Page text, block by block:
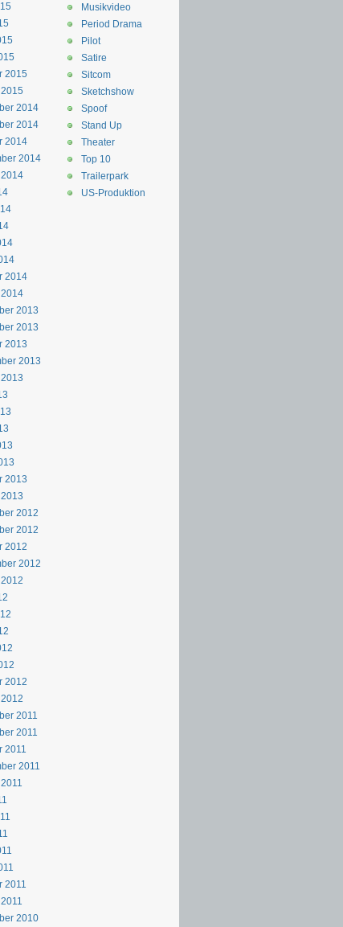
Musikvideo
Period Drama
Pilot
Satire
Sitcom
Sketchshow
Spoof
Stand Up
Theater
Top 10
Trailerpark
US-Produktion
2015
2014
2014
2014
2014
2014
2013
2013
2013
2013
2013
2012
2012
2012
2012
2012
2011
2011
2011
2011
2011
2010